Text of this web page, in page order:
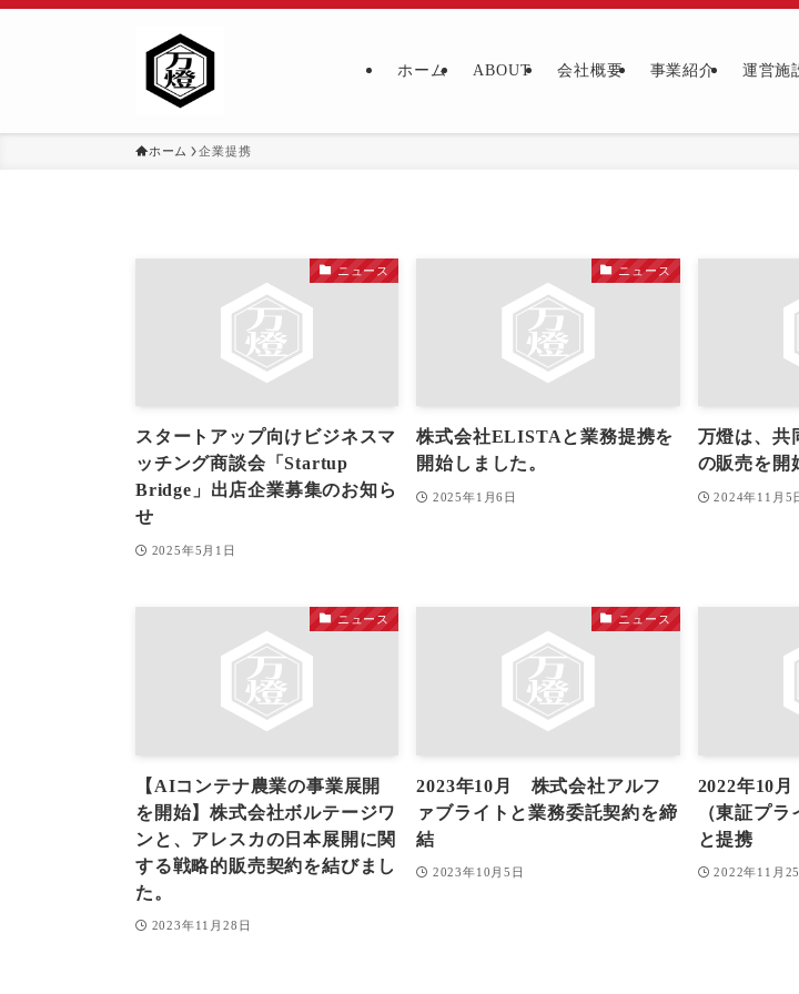
ホーム ABOUT 会社概要 事業紹介 運営施
ホーム 企業提携
ニュース
スタートアップ向けビジネスマ
ッチング商談会「Startup
Bridge」出店企業募集のお知ら
せ
2025年5月1日
ニュース
株式会社ELISTAと業務提携を
開始しました。
2025年1月6日
万燈は、共
の販売を開
2024年11月5
ニュース
【AIコンテナ農業の事業展開
を開始】株式会社ボルテージワ
ンと、アレスカの日本展開に関
する戦略的販売契約を結びまし
た。
2023年11月28日
ニュース
2023年10月 株式会社アルフ
ァブライトと業務委託契約を締
結
2023年10月5日
2022年10
（東証プ
と提携
2022年11月